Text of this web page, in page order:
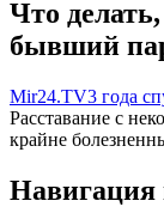
Что
бывший
Mir24.TV3 года
Расставание с
крайне
Навигация